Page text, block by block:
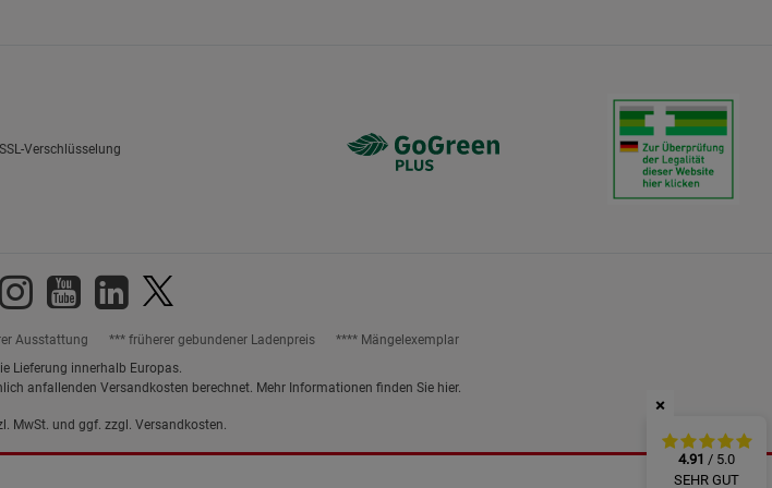
×
4.91 / 5.0
SEHR GUT
Verschlüsselung
Ausstattung *** früherer gebundener Ladenpreis
**** Mängelexemplar
Lieferung innerhalb Europas.
anfallenden Versandkosten berechnet. Mehr Informationen finden Sie hier.
MwSt. und ggf. zzgl. Versandkosten.